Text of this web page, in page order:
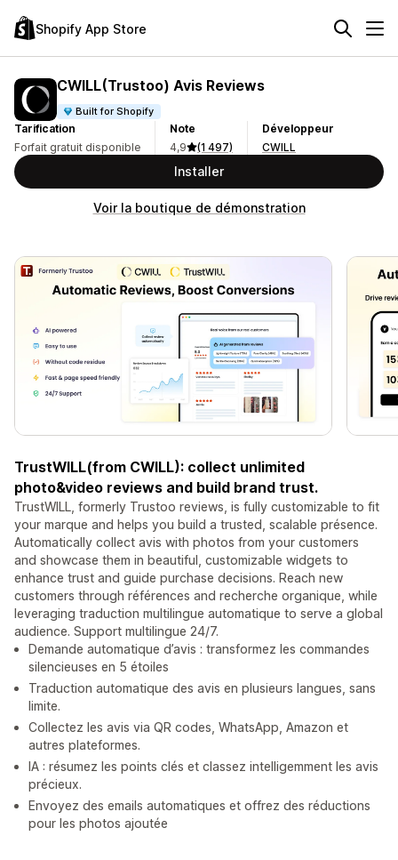
Shopify App Store
CWILL(Trustoo) Avis Reviews
Built for Shopify
Tarification
Forfait gratuit disponible
Note
4,9
(1 497)
Développeur
CWILL
Installer
Voir la boutique de démonstration
TrustWILL(from CWILL): collect unlimited
photo&video reviews and build brand trust.
TrustWILL, formerly Trustoo reviews, is fully customizable to fit
your marque and helps you build a trusted, scalable présence.
Automatically collect avis with photos from your customers
and showcase them in beautiful, customizable widgets to
enhance trust and guide purchase decisions. Reach new
customers through références and recherche organique, while
leveraging traduction multilingue automatique to serve a global
audience. Support multilingue 24/7.
Demande automatique d’avis : transformez les commandes
silencieuses en 5 étoiles
Traduction automatique des avis en plusieurs langues, sans
limite.
Collectez les avis via QR codes, WhatsApp, Amazon et
autres plateformes.
IA : résumez les points clés et classez intelligemment les avis
précieux.
Envoyez des emails automatiques et offrez des réductions
pour les photos ajoutée